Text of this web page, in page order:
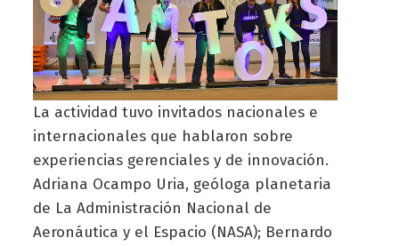
La actividad tuvo invitados nacionales e
internacionales que hablaron sobre
experiencias gerenciales y de innovación.
Adriana Ocampo Uria, geóloga planetaria
de La Administración Nacional de
Aeronáutica y el Espacio (NASA); Bernardo